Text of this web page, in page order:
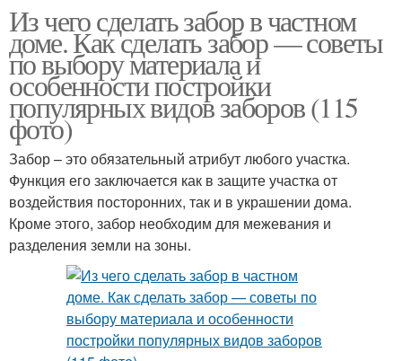
Из чего сделать забор в частном
доме. Как сделать забор — советы
по выбору материала и
особенности постройки
популярных видов заборов (115
фото)
Забор – это обязательный атрибут любого участка.
Функция его заключается как в защите участка от
воздействия посторонних, так и в украшении дома.
Кроме этого, забор необходим для межевания и
разделения земли на зоны.